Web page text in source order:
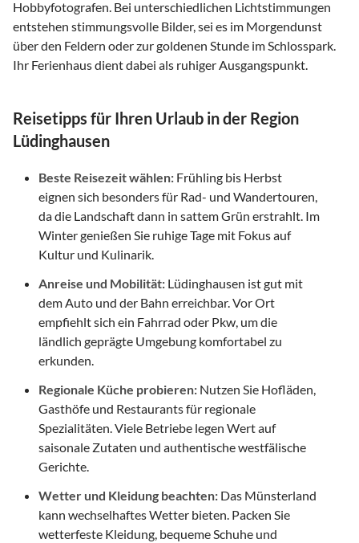
Hobbyfotografen. Bei unterschiedlichen Lichtstimmungen
entstehen stimmungsvolle Bilder, sei es im Morgendunst
über den Feldern oder zur goldenen Stunde im Schlosspark.
Ihr Ferienhaus dient dabei als ruhiger Ausgangspunkt.
Reisetipps für Ihren Urlaub in der Region
Lüdinghausen
Beste Reisezeit wählen: Frühling bis Herbst
eignen sich besonders für Rad- und Wandertouren,
da die Landschaft dann in sattem Grün erstrahlt. Im
Winter genießen Sie ruhige Tage mit Fokus auf
Kultur und Kulinarik.
Anreise und Mobilität: Lüdinghausen ist gut mit
dem Auto und der Bahn erreichbar. Vor Ort
empfiehlt sich ein Fahrrad oder Pkw, um die
ländlich geprägte Umgebung komfortabel zu
erkunden.
Regionale Küche probieren: Nutzen Sie Hofläden,
Gasthöfe und Restaurants für regionale
Spezialitäten. Viele Betriebe legen Wert auf
saisonale Zutaten und authentische westfälische
Gerichte.
Wetter und Kleidung beachten: Das Münsterland
kann wechselhaftes Wetter bieten. Packen Sie
wetterfeste Kleidung, bequeme Schuhe und